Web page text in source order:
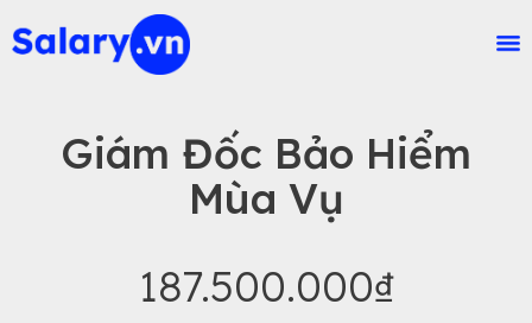
Giám Đốc Bảo Hiểm
Mùa Vụ
187.500.000₫